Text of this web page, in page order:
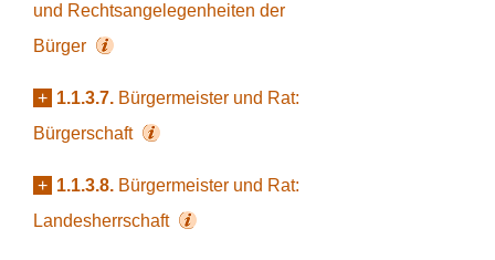
und Rechtsangelegenheiten der
Bürger
+ 1.1.3.7. Bürgermeister und Rat:
Bürgerschaft
+ 1.1.3.8. Bürgermeister und Rat:
Landesherrschaft